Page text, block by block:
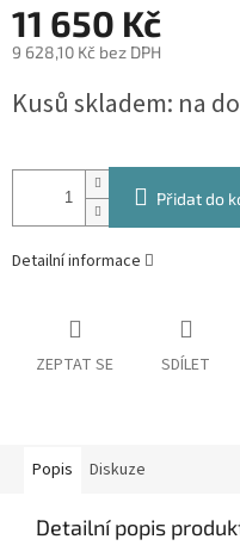
11 650 Kč
9 628,10 Kč bez DPH
cena:
Kusů skladem: na
Přidat do
Detailní informace
ZEPTAT SE SDÍLET
Popis Diskuze
Detailní popis